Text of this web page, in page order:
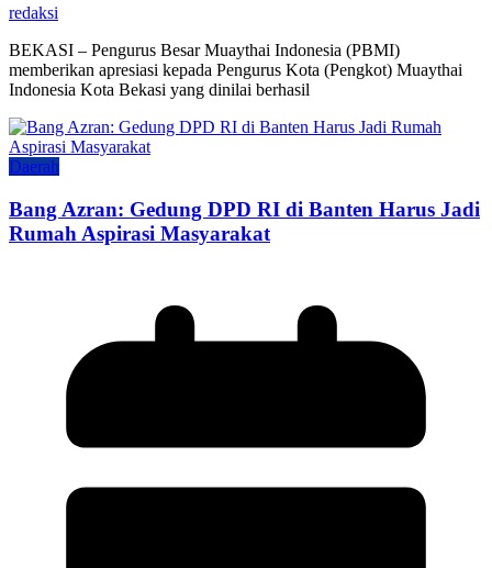
redaksi
BEKASI – Pengurus Besar Muaythai Indonesia (PBMI)
memberikan apresiasi kepada Pengurus Kota (Pengkot) Muaythai
Indonesia Kota Bekasi yang dinilai berhasil
Daerah
Bang Azran: Gedung DPD RI di Banten Harus Jadi
Rumah Aspirasi Masyarakat